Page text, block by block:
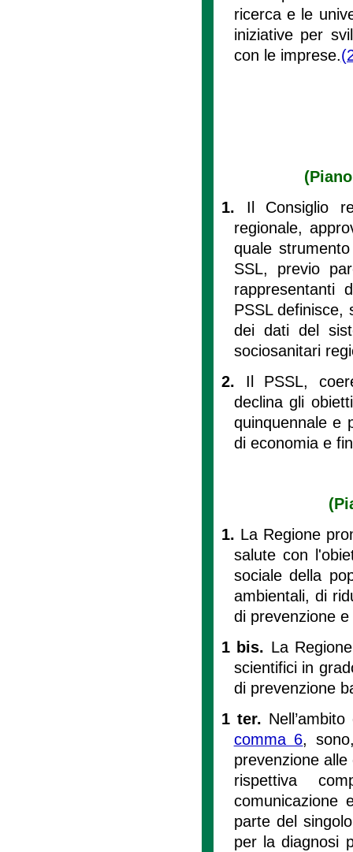
ricerca e le
iniziative per
con le imprese.
1. Il Consiglio
regionale,
quale
SSL, previo
rappresentanti
PSSL definisce,
dei dati del
sociosanitari
2. Il PSSL,
declina gli
quinquennale e
di economia e
1. La Regione
salute con
sociale della
ambientali, di
di prevenzione
1 bis. La
scientifici in
di prevenzione
1 ter.
comma 6,
prevenzione
rispettiva
comunicazione
parte del
per la diagnosi